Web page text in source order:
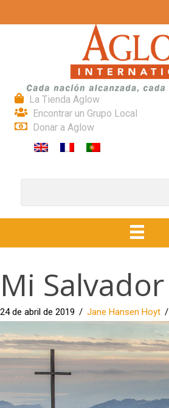
La Tienda Aglow
Encontrar un Grupo Local
Donar a Aglow
Mi Salvador
24 de abril de 2019 / Jane Hansen Hoyt /